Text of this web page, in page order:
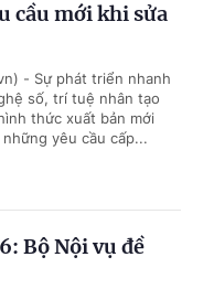
cầu mới khi sửa
- Sự phát triển nhanh
số, trí tuệ nhân tạo
thức xuất bản mới
yêu cầu cấp...
Bộ Nội vụ đề